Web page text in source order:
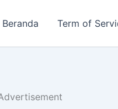
Beranda Term of